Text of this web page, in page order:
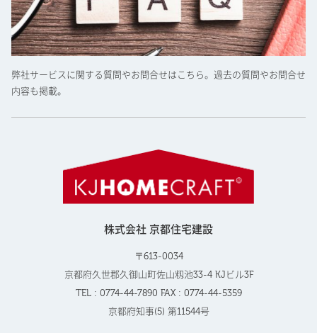
弊社サービスに関する質問やお問合せはこちら。過去の質問やお問合せ
内容も掲載。
株式会社 京都住宅建設
〒613-0034
京都府久世郡久御山町佐山籾池33-4 KJビル3F
TEL : 0774-44-7890 FAX : 0774-44-5359
京都府知事(5) 第11544号